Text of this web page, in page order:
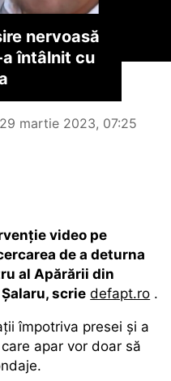
nervoasă
întâlnit cu
martie 2023, 07:25
video pe
de a deturna
al Apărării din
scrie defapt.ro .
împotriva presei și a
apar vor doar să